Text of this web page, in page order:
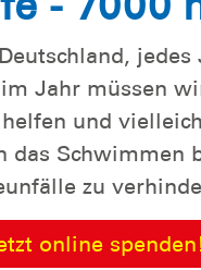
Jahr müssen
und
das Schwimmen
zu
online